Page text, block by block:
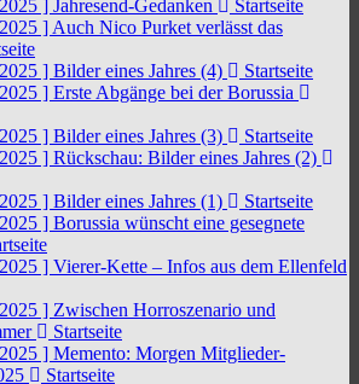
] Jahresend-Gedanken
Startseite
] Auch Nico Purket verlässt das
] Bilder eines Jahres (4)
Startseite
] Erste Abgänge bei der Borussia
] Bilder eines Jahres (3)
Startseite
] Rückschau: Bilder eines Jahres (2)
] Bilder eines Jahres (1)
Startseite
] Borussia wünscht eine gesegnete
] Vierer-Kette – Infos aus dem Ellenfeld
] Zwischen Horroszenario und
Startseite
] Memento: Morgen Mitglieder-
Startseite